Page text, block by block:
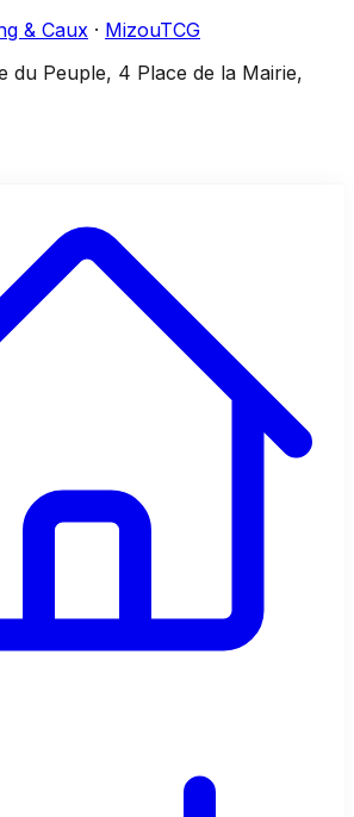
& Caux · MizouTCG
du Peuple, 4 Place de la Mairie,